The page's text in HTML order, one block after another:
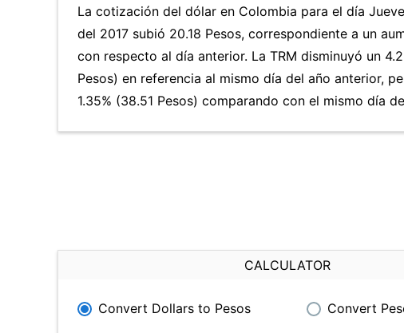
La cotización del dólar en Colombia para el día
del 2017 subió 20.18 Pesos, correspondiente a un
con respecto al día anterior. La TRM disminuyó un
Pesos) en referencia al mismo día del año anterior,
1.35% (38.51 Pesos) comparando con el mismo día
CALCULATOR
Convert Dollars to Pesos Convert